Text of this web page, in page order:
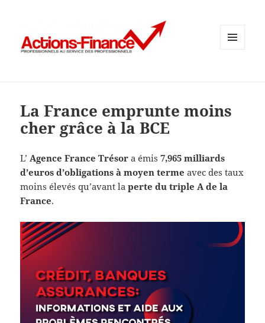
La France emprunte moins
cher grâce à la BCE
L’Agence France Trésor a émis7,965 milliards
d’euros d’obligations à moyen terme avec des taux
moins élevés qu’avant laperte du triple A de la
France.